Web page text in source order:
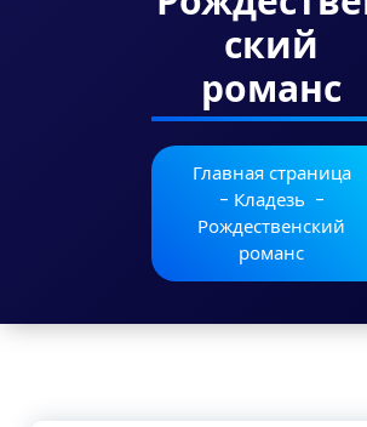
ский
романс
Главная страница
- Кладезь -
Рождественский
романс